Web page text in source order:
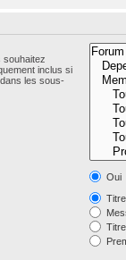
souhaitez
inclus si
les sous-
Oui